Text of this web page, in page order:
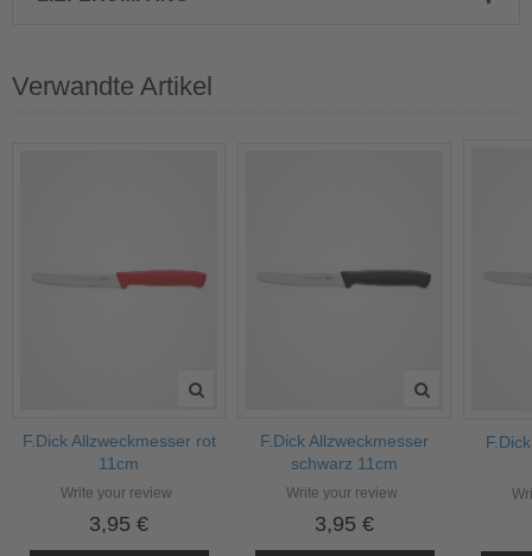
Verwandte Artikel
F.Dick Allzweckmesser rot
11cm
Write your review
3,95 €
F.Dick Allzweckmesser
schwarz 11cm
Write your review
3,95 €